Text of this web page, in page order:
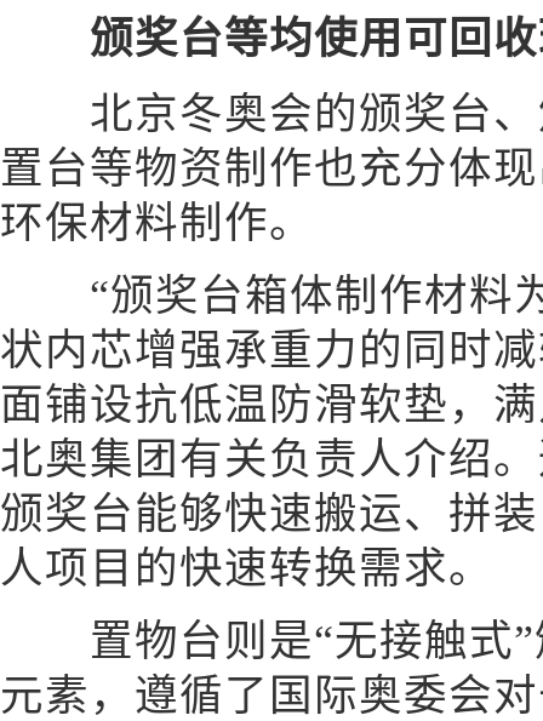
颁奖台等均使用可回收
北京冬奥会的颁奖台、
置台等物资制作也充分体
环保材料制作。
“颁奖台箱体制作材料
状内芯增强承重力的同时
面铺设抗低温防滑软垫，
北奥集团有关负责人介绍
颁奖台能够快速搬运、拼
人项目的快速转换需求。
置物台则是“无接触式”
元素，遵循了国际奥委会